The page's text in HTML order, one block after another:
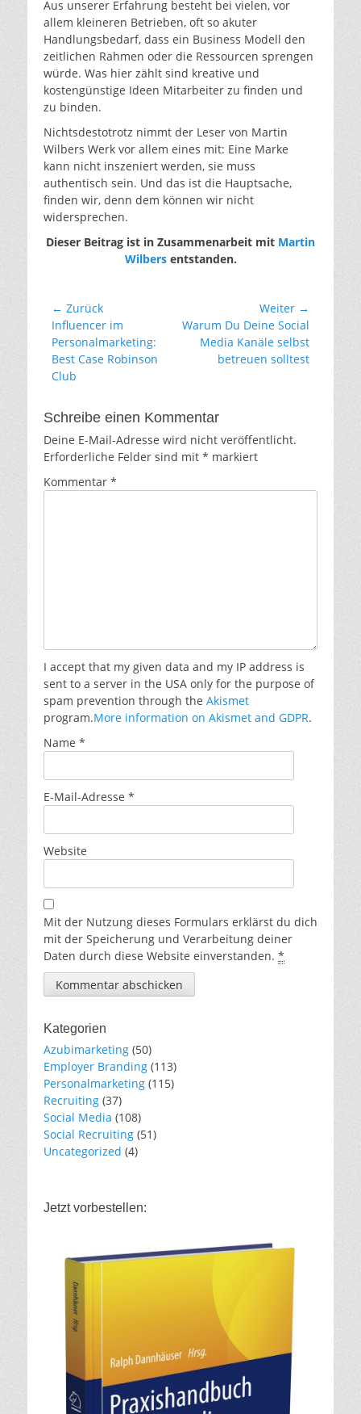
Aus unserer Erfahrung besteht bei vielen, vor
allem kleineren Betrieben, oft so akuter
Handlungsbedarf, dass ein Business Modell den
zeitlichen Rahmen oder die Ressourcen sprengen
würde. Was hier zählt sind kreative und
kostengünstige Ideen Mitarbeiter zu finden und
zu binden.
Nichtsdestotrotz nimmt der Leser von Martin
Wilbers Werk vor allem eines mit: Eine Marke
kann nicht inszeniert werden, sie muss
authentisch sein. Und das ist die Hauptsache,
finden wir, denn dem können wir nicht
widersprechen.
Dieser Beitrag ist in Zusammenarbeit mit Martin
Wilbersentstanden.
Beitragsnavigation
← Zurück
Vorheriger
Beitrag:
Influencer im
Personalmarketing:
Best Case Robinson
Club
Weiter →
Nächster
Beitrag:
Warum Du Deine Social
Media Kanäle selbst
betreuen solltest
Schreibe einen Kommentar
Deine E-Mail-Adresse wird nicht veröffentlicht.
Erforderliche Felder sind mit * markiert
Kommentar *
I accept that my given data and my IP address is
sent to a server in the USA only for the purpose of
spam prevention through the Akismet
program.More information on Akismet and GDPR.
Name *
E-Mail-Adresse *
Website
Mit der Nutzung dieses Formulars erklärst du dich
mit der Speicherung und Verarbeitung deiner
Daten durch diese Website einverstanden. *
Kategorien
Azubimarketing (50)
Employer Branding (113)
Personalmarketing (115)
Recruiting (37)
Social Media (108)
Social Recruiting (51)
Uncategorized (4)
Jetzt vorbestellen: